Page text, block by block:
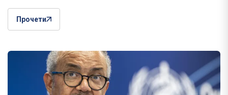
Прочети